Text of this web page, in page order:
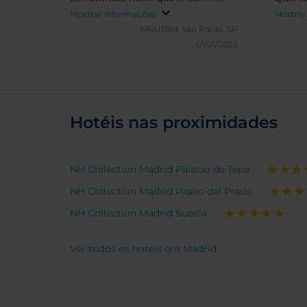
Mostrar informações
MRUBIM. São Paulo, SP
01/01/2025
Bar.
Hotéis nas proximidades
NH Collection Madrid Palacio de Tepa
NH Collection Madrid Paseo del Prado
NH Collection Madrid Suecia
Ver todos os hotéis em Madrid